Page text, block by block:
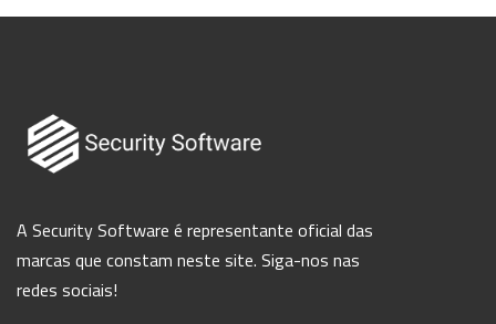
A Security Software é representante oficial das
marcas que constam neste site. Siga-nos nas
redes sociais!